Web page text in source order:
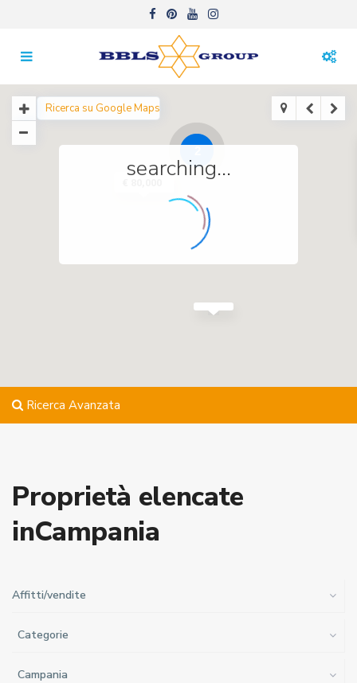
searching...
Ricerca Avanzata
Proprietà elencate
inCampania
Affitti/vendite
Categorie
Campania